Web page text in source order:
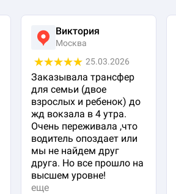
Виктория
Москва
25.03.2026
Заказывала трансфер
для семьи (двое
взрослых и ребенок) до
жд вокзала в 4 утра.
Очень переживала ,что
водитель опоздает или
мы не найдем друг
друга. Но все прошло на
высшем уровне!
еще